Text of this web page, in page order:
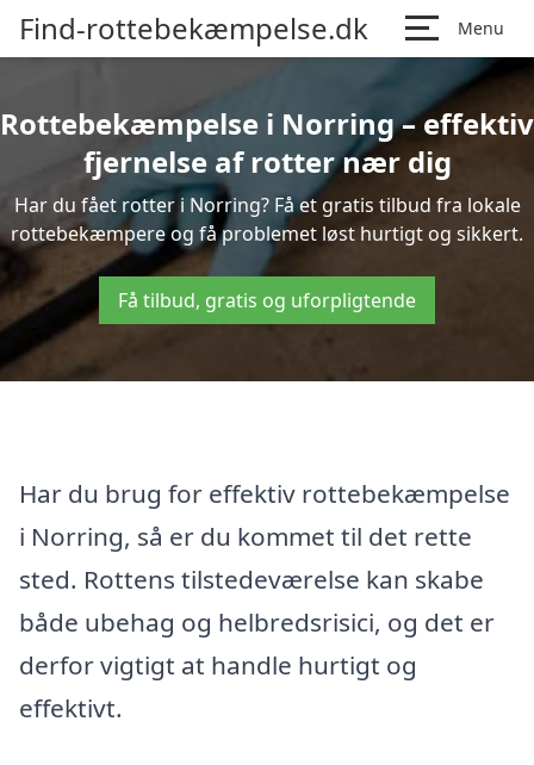
Find-rottebekæmpelse.dk Menu
Rottebekæmpelse i Norring – effektiv
fjernelse af rotter nær dig
Har du fået rotter i Norring? Få et gratis tilbud fra lokale
rottebekæmpere og få problemet løst hurtigt og sikkert.
Få tilbud, gratis og uforpligtende
Har du brug for effektiv rottebekæmpelse
i Norring, så er du kommet til det rette
sted. Rottens tilstedeværelse kan skabe
både ubehag og helbredsrisici, og det er
derfor vigtigt at handle hurtigt og
effektivt.